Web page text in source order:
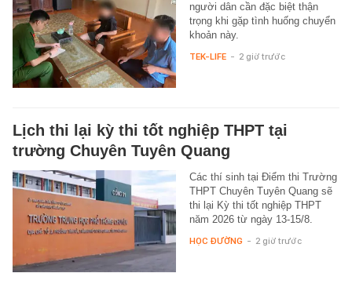
người dân cần đặc biệt thận
trọng khi gặp tình huống chuyển
khoản này.
TEK-LIFE - 2 giờ trước
Lịch thi lại kỳ thi tốt nghiệp THPT tại
trường Chuyên Tuyên Quang
Các thí sinh tại Điểm thi Trường
THPT Chuyên Tuyên Quang sẽ
thi lại Kỳ thi tốt nghiệp THPT
năm 2026 từ ngày 13-15/8.
HỌC ĐƯỜNG - 2 giờ trước